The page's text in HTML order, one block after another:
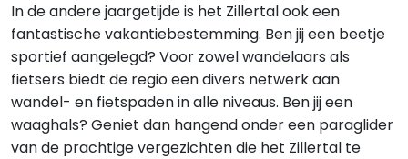
In de andere jaargetijde is het Zillertal ook een
fantastische vakantiebestemming. Ben jij een beetje
sportief aangelegd? Voor zowel wandelaars als
fietsers biedt de regio een divers netwerk aan
wandel- en fietspaden in alle niveaus. Ben jij een
waaghals? Geniet dan hangend onder een paraglider
van de prachtige vergezichten die het Zillertal te